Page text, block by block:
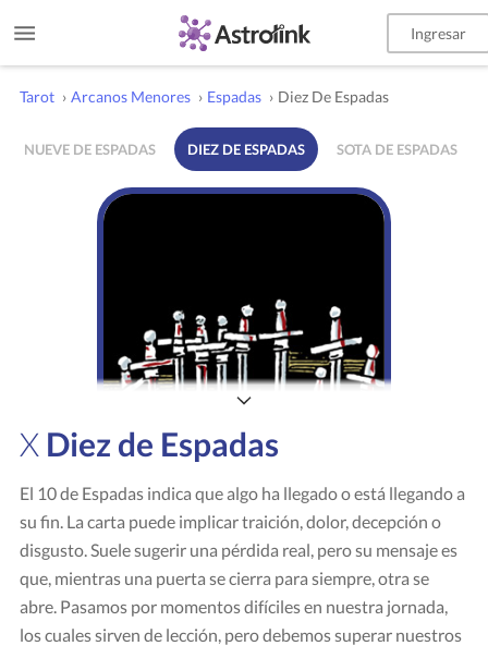
Ingresar
Tarot › Arcanos Menores › Espadas › Diez De Espadas
NUEVE DE ESPADAS DIEZ DE ESPADAS SOTA DE ESPADAS
X Diez de Espadas
El 10 de Espadas indica que algo ha llegado o está llegando a
su fin. La carta puede implicar traición, dolor, decepción o
disgusto. Suele sugerir una pérdida real, pero su mensaje es
que, mientras una puerta se cierra para siempre, otra se
abre. Pasamos por momentos difíciles en nuestra jornada,
los cuales sirven de lección, pero debemos superar nuestros